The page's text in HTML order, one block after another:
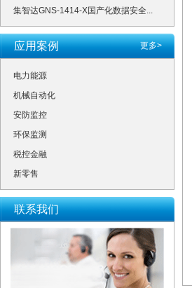
集智达GNS-1414-X国产化数据安全...
更多>
应用案例
电力能源
机械自动化
安防监控
环保监测
税控金融
新零售
联系我们